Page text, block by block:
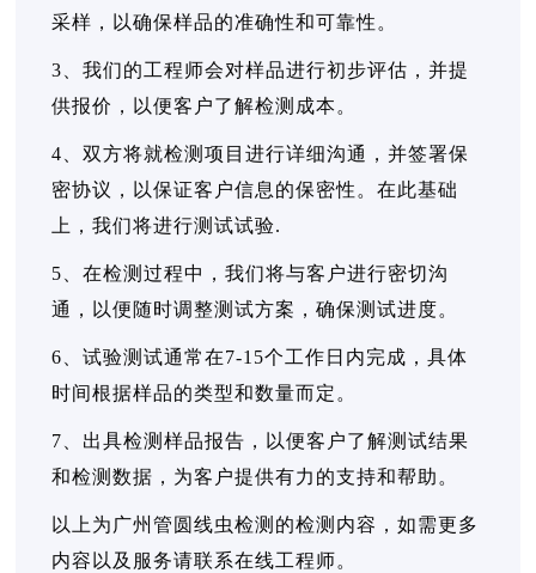
采样，以确保样品的准确性和可靠性。
3、我们的工程师会对样品进行初步评估，并提
供报价，以便客户了解检测成本。
4、双方将就检测项目进行详细沟通，并签署保
密协议，以保证客户信息的保密性。在此基础
上，我们将进行测试试验.
5、在检测过程中，我们将与客户进行密切沟
通，以便随时调整测试方案，确保测试进度。
6、试验测试通常在7-15个工作日内完成，具体
时间根据样品的类型和数量而定。
7、出具检测样品报告，以便客户了解测试结果
和检测数据，为客户提供有力的支持和帮助。
以上为广州管圆线虫检测的检测内容，如需更多
内容以及服务请联系在线工程师。